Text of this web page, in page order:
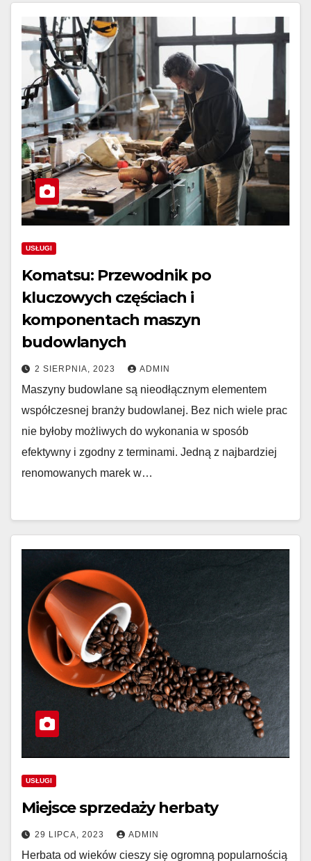
USŁUGI
Komatsu: Przewodnik po
kluczowych częściach i
komponentach maszyn
budowlanych
2 SIERPNIA, 2023 ADMIN
Maszyny budowlane są nieodłącznym elementem
współczesnej branży budowlanej. Bez nich wiele prac
nie byłoby możliwych do wykonania w sposób
efektywny i zgodny z terminami. Jedną z najbardziej
renomowanych marek w…
USŁUGI
Miejsce sprzedaży herbaty
29 LIPCA, 2023 ADMIN
Herbata od wieków cieszy się ogromną popularnością